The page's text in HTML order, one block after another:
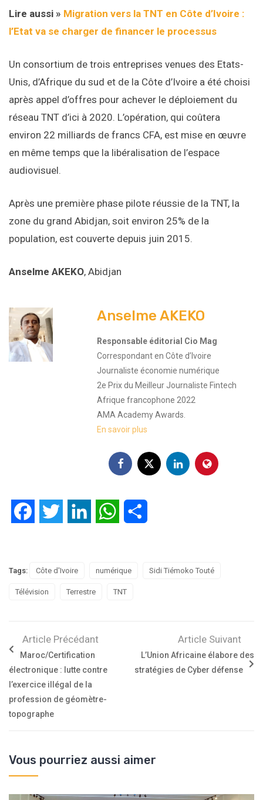
Lire aussi » Migration vers la TNT en Côte d’Ivoire :
l’Etat va se charger de financer le processus
Un consortium de trois entreprises venues des Etats-
Unis, d’Afrique du sud et de la Côte d’Ivoire a été choisi
après appel d’offres pour achever le déploiement du
réseau TNT d’ici à 2020. L’opération, qui coûtera
environ 22 milliards de francs CFA, est mise en œuvre
en même temps que la libéralisation de l’espace
audiovisuel.
Après une première phase pilote réussie de la TNT, la
zone du grand Abidjan, soit environ 25% de la
population, est couverte depuis juin 2015.
Anselme AKEKO, Abidjan
Anselme AKEKO
Responsable éditorial Cio Mag
Correspondant en Côte d’Ivoire
Journaliste économie numérique
2e Prix du Meilleur Journaliste Fintech
Afrique francophone 2022
AMA Academy Awards.
En savoir plus
FacebookTwitter LinkedIn WhatsApp
Tags: Côte d'Ivoire numérique Sidi Tiémoko Touté
Télévision Terrestre TNT
Article Précédant
Maroc/Certification
électronique : lutte contre
l’exercice illégal de la
profession de géomètre-
topographe
Article Suivant
L’Union Africaine élabore des
stratégies de Cyber défense
Vous pourriez aussi aimer